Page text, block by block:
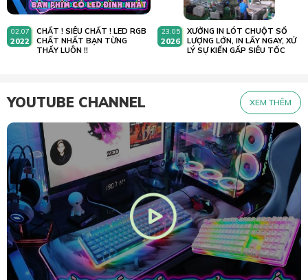
02.07
2022
CHẤT ! SIÊU CHẤT ! LED RGB
CHẤT NHẤT BẠN TỪNG
THẤY LUÔN !!
23.05
2026
XƯỞNG IN LÓT CHUỘT SỐ
LƯỢNG LỚN, IN LẤY NGAY, XỬ
LÝ SỰ KIẾN GẤP SIÊU TỐC
YOUTUBE CHANNEL XEM THÊM